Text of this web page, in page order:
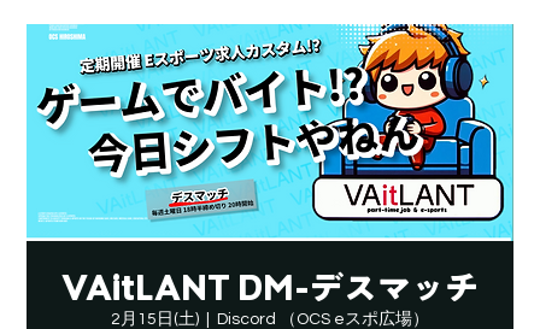
VAitLANT DM-デスマッチ
2月15日(土) Discord （OCS eスポ広場）